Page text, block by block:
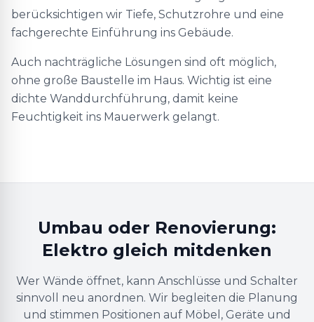
berücksichtigen wir Tiefe, Schutzrohre und eine
fachgerechte Einführung ins Gebäude.
Auch nachträgliche Lösungen sind oft möglich,
ohne große Baustelle im Haus. Wichtig ist eine
dichte Wanddurchführung, damit keine
Feuchtigkeit ins Mauerwerk gelangt.
Umbau oder Renovierung:
Elektro gleich mitdenken
Wer Wände öffnet, kann Anschlüsse und Schalter
sinnvoll neu anordnen. Wir begleiten die Planung
und stimmen Positionen auf Möbel, Geräte und